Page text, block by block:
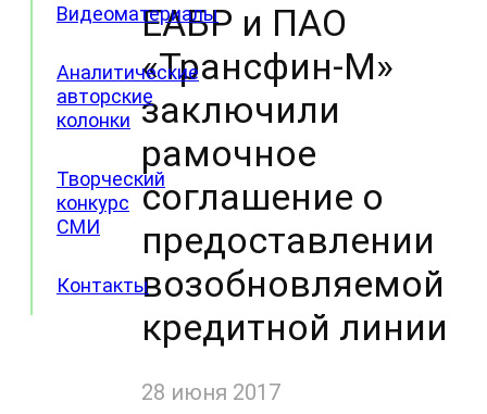
Видеоматериалы
Аналитические
авторские
колонки
Творческий
конкурс
СМИ
Контакты
ЕАБР и ПАО
«Трансфин-М»
заключили
рамочное
соглашение о
предоставлении
возобновляемой
кредитной линии
28 июня 2017